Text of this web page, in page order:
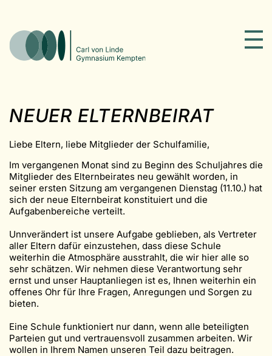
NEUER ELTERNBEIRAT
Liebe Eltern, liebe Mitglieder der Schulfamilie,
Im vergangenen Monat sind zu Beginn des Schuljahres die
Mitglieder des Elternbeirates neu gewählt worden, in
seiner ersten Sitzung am vergangenen Dienstag (11.10.) hat
sich der neue Elternbeirat konstituiert und die
Aufgabenbereiche verteilt.
Unnverändert ist unsere Aufgabe geblieben, als Vertreter
aller Eltern dafür einzustehen, dass diese Schule
weiterhin die Atmosphäre ausstrahlt, die wir hier alle so
sehr schätzen. Wir nehmen diese Verantwortung sehr
ernst und unser Hauptanliegen ist es, Ihnen weiterhin ein
offenes Ohr für Ihre Fragen, Anregungen und Sorgen zu
bieten.
Eine Schule funktioniert nur dann, wenn alle beteiligten
Parteien gut und vertrauensvoll zusammen arbeiten. Wir
wollen in Ihrem Namen unseren Teil dazu beitragen.